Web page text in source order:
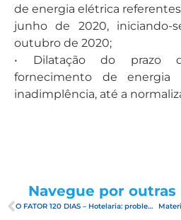
de energia elétrica
junho de 2020, iniciando-
outubro de 2020;
• Dilatação do prazo
fornecimento de energia
inadimplência, até a
Navegue por outras
O FATOR 120 DIAS – Hotelaria: problema ou solução para o Brasil na retomada da crise?